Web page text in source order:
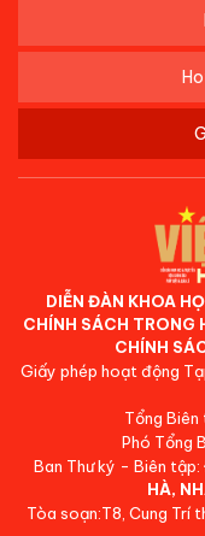
DIỄN ĐÀN KHOA
CHÍNH SÁCH TRONG
CHÍNH
Giấy phép hoạt động
Tổng Biên
Phó Tổng
Ban Thư ký - Biên tập:
HÀ,
Tòa soạn:T8, Cung Trí